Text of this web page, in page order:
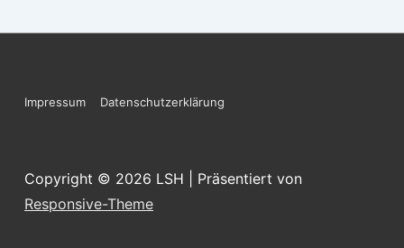
Footer-
Impressum Datenschutzerklärung
Copyright © 2026 LSH
| Präsentiert von
Responsive-Theme